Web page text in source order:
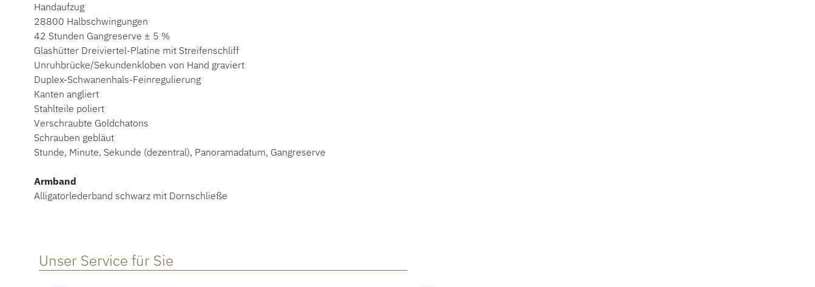
Handaufzug
28800 Halbschwingungen
42 Stunden Gangreserve ± 5 %
Glashütter Dreiviertel-Platine mit Streifenschliff
Unruhbrücke/Sekundenkloben von Hand graviert
Duplex-Schwanenhals-Feinregulierung
Kanten angliert
Stahlteile poliert
Verschraubte Goldchatons
Schrauben gebläut
Stunde, Minute, Sekunde (dezentral), Panoramadatum, Gangreserve
Armband
Alligatorlederband schwarz mit Dornschließe
Unser Service für Sie